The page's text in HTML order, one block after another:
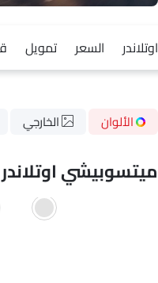
اوتلاندر السعر تمويل
الألوان الخارجي
ميتسوبيشي اوتلاندر